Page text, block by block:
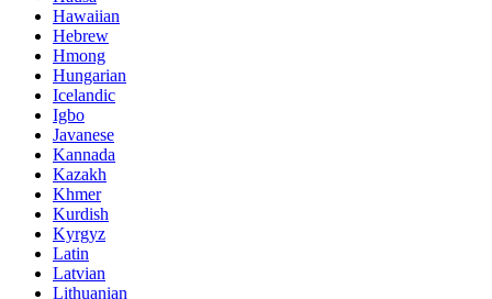
Hawaiian
Hebrew
Hmong
Hungarian
Icelandic
Igbo
Javanese
Kannada
Kazakh
Khmer
Kurdish
Kyrgyz
Latin
Latvian
Lithuanian